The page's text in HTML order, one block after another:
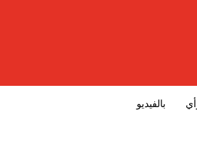
بالفيديو